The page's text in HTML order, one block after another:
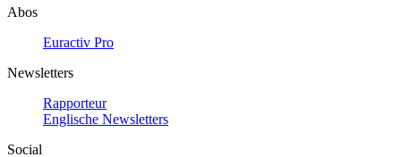
Abos
Euractiv Pro
Newsletters
Rapporteur
Englische Newsletters
Social